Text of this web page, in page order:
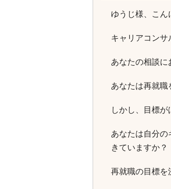
ゆうじ様、こん
キャリアコンサ
あなたの相談に
あなたは再就職
しかし、目標
あなたは自分
きていますか？
再就職の目標を